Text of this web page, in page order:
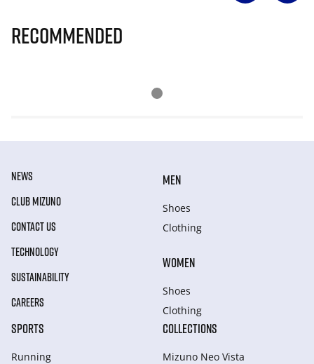
Recommended
NEWS
CLUB MIZUNO
CONTACT US
TECHNOLOGY
SUSTAINABILITY
CAREERS
MEN
Shoes
Clothing
WOMEN
Shoes
Clothing
SPORTS
Running
COLLECTIONS
Mizuno Neo Vista